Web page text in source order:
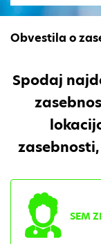
Obvestila o
Spodaj
SEM